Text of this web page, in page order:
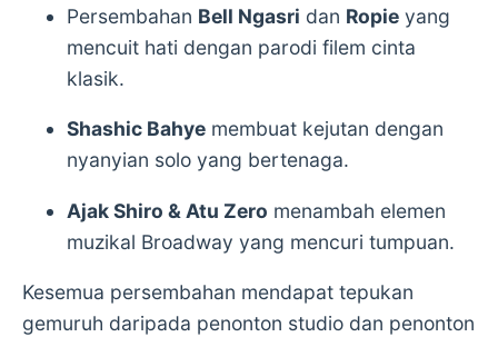
Persembahan Bell Ngasri dan Ropie yang
mencuit hati dengan parodi filem cinta
klasik.
Shashic Bahye membuat kejutan dengan
nyanyian solo yang bertenaga.
Ajak Shiro & Atu Zero menambah elemen
muzikal Broadway yang mencuri tumpuan.
Kesemua persembahan mendapat tepukan
gemuruh daripada penonton studio dan penonton